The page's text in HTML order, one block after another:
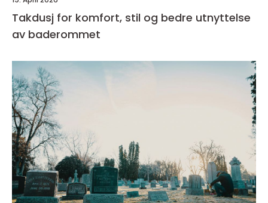
Takdusj for komfort, stil og bedre utnyttelse
av baderommet